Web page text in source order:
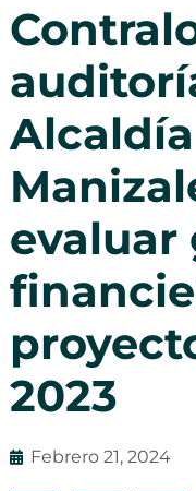
evaluar
2023
Febrero 21, 2024